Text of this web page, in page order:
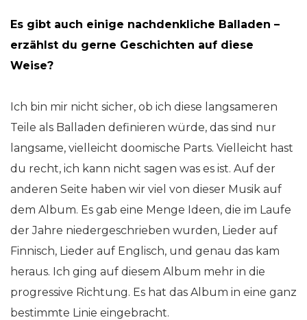
Es gibt auch einige nachdenkliche Balladen –
erzählst du gerne Geschichten auf diese
Weise?
Ich bin mir nicht sicher, ob ich diese langsameren
Teile als Balladen definieren würde, das sind nur
langsame, vielleicht doomische Parts. Vielleicht hast
du recht, ich kann nicht sagen was es ist. Auf der
anderen Seite haben wir viel von dieser Musik auf
dem Album. Es gab eine Menge Ideen, die im Laufe
der Jahre niedergeschrieben wurden, Lieder auf
Finnisch, Lieder auf Englisch, und genau das kam
heraus. Ich ging auf diesem Album mehr in die
progressive Richtung. Es hat das Album in eine ganz
bestimmte Linie eingebracht.